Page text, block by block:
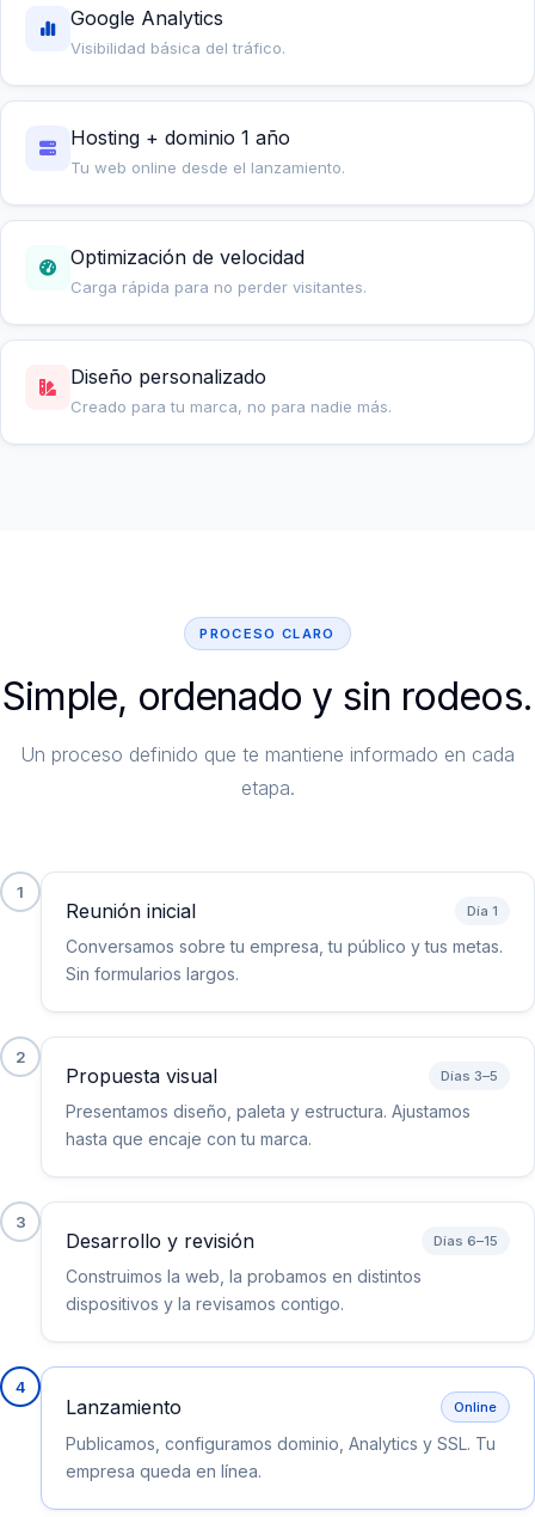
Google Analytics
Visibilidad básica del tráfico.
Hosting + dominio 1 año
Tu web online desde el lanzamiento.
Optimización de velocidad
Carga rápida para no perder visitantes.
Diseño personalizado
Creado para tu marca, no para nadie más.
PROCESO CLARO
Simple, ordenado y sin rodeos.
Un proceso definido que te mantiene informado en cada
etapa.
1
Reunión inicial Día 1
Conversamos sobre tu empresa, tu público y tus metas.
Sin formularios largos.
2
Propuesta visual Días 3–5
Presentamos diseño, paleta y estructura. Ajustamos
hasta que encaje con tu marca.
3
Desarrollo y revisión Días 6–15
Construimos la web, la probamos en distintos
dispositivos y la revisamos contigo.
4
Lanzamiento Online
Publicamos, configuramos dominio, Analytics y SSL. Tu
empresa queda en línea.